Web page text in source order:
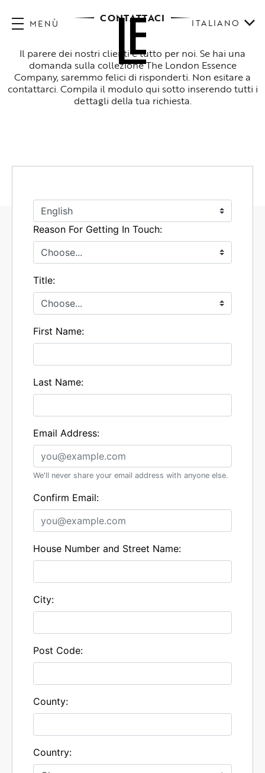
MENÙ ITALIANO
CONTATTACI
Il parere dei nostri clienti è tutto per noi. Se hai una
domanda sulla collezione The London Essence
Company, saremmo felici di risponderti. Non esitare a
contattarci. Compila il modulo qui sotto inserendo tutti i
dettagli della tua richiesta.